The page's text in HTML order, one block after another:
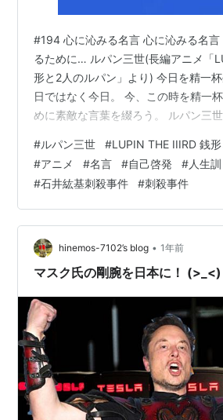
#194 心に沁みる名言 心に沁みる名言
るために… ルパン三世(長編アニメ「
形と2人のルパン」より) 今日を精一
日ではなく今日。 今、この時を精一
めに素敵な言葉を綴ろう。 ルパン三
メ『LUPIN THE IIIRD 銭形と2人のル
マ。 銭形警部はロビエト連邦の空港で
し、犯人の顔がルパン三世だったこと
失うが駅で別の "ルパン" を発見し列
するも、次元大介の助け…
#ルパン三世 #LUPIN THE IIIRD 銭
#アニメ #名言 #自己啓発 #人生訓
#石井紘基刺殺事件 #刺殺事件
hinemos-7102’s blog • 1年前
マスク氏の剛腕を日本に！ (>_<)